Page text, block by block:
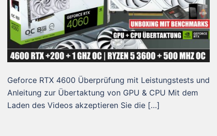
Geforce RTX 4600 Überprüfung mit Leistungstests und
Anleitung zur Übertaktung von GPU & CPU Mit dem
Laden des Videos akzeptieren Sie die […]